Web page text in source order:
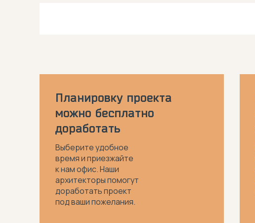
Планировку проекта
можно бесплатно
доработать
Выберите удобное
время и приезжайте
к нам офис. Наши
архитекторы помогут
доработать проект
под ваши пожелания.